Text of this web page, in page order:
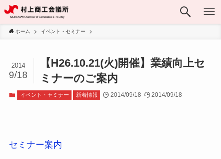
ホーム イベント・セミナー
【H26.10.21(火)開催】業績向上セ
ミナーのご案内
2014
9/18
イベント・セミナー 新着情報 2014/09/18 2014/09/18
セミナー案内